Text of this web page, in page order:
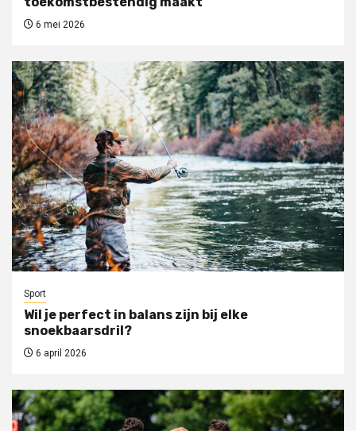
6 mei 2026
Sport
Wil je perfect in balans zijn bij elke
snoekbaarsdril?
6 april 2026